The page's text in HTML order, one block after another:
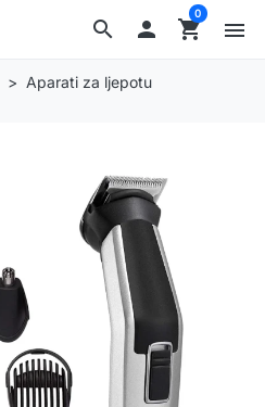
search  shopping_cart
0
menu
Aparati za ljepotu